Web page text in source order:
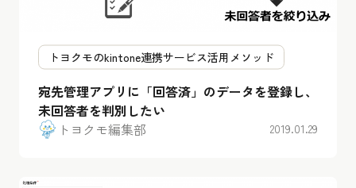
トヨクモのkintone連携サービス活用メソッド
宛先管理アプリに「回答済」のデータを登録し、
未回答者を判別したい
トヨクモ編集部
2019.01.29